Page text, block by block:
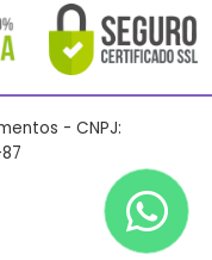
- CNPJ: